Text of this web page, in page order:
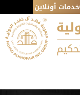
خدمات أونلاين